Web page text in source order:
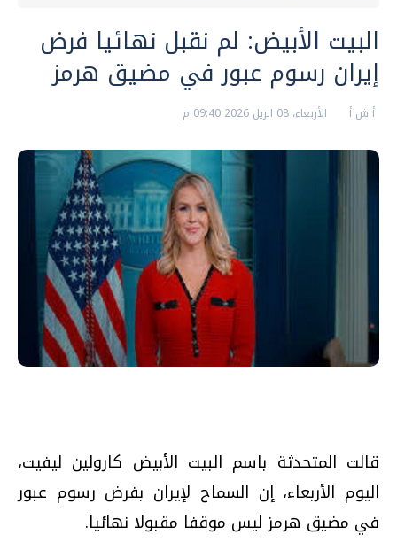
البيت الأبيض: لم نقبل نهائيا فرض
إيران رسوم عبور في مضيق هرمز
أ ش أ الأربعاء، 08 ابريل 2026 09:40 م
قالت المتحدثة باسم البيت الأبيض كارولين ليفيت،
اليوم الأربعاء، إن السماح لإيران بفرض رسوم عبور
في مضيق هرمز ليس موقفا مقبولا نهائيا.